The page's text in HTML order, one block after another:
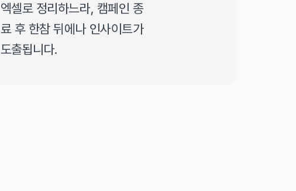
엑셀로 정리하느라, 캠페인 종
료 후 한참 뒤에나 인사이트가
도출됩니다.